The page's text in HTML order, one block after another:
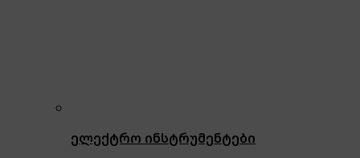
ელექტრო ინსტრუმენტები